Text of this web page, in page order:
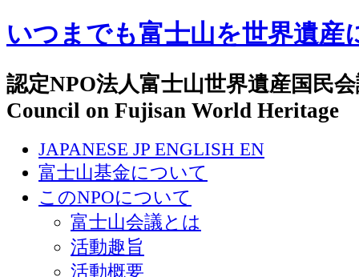
いつまでも富士山を世界遺産
認定NPO法人富士山世界遺産国民
Council on Fujisan World Heritage
JAPANESE JP ENGLISH EN
富士山基金について
このNPOについて
富士山会議とは
活動趣旨
活動概要